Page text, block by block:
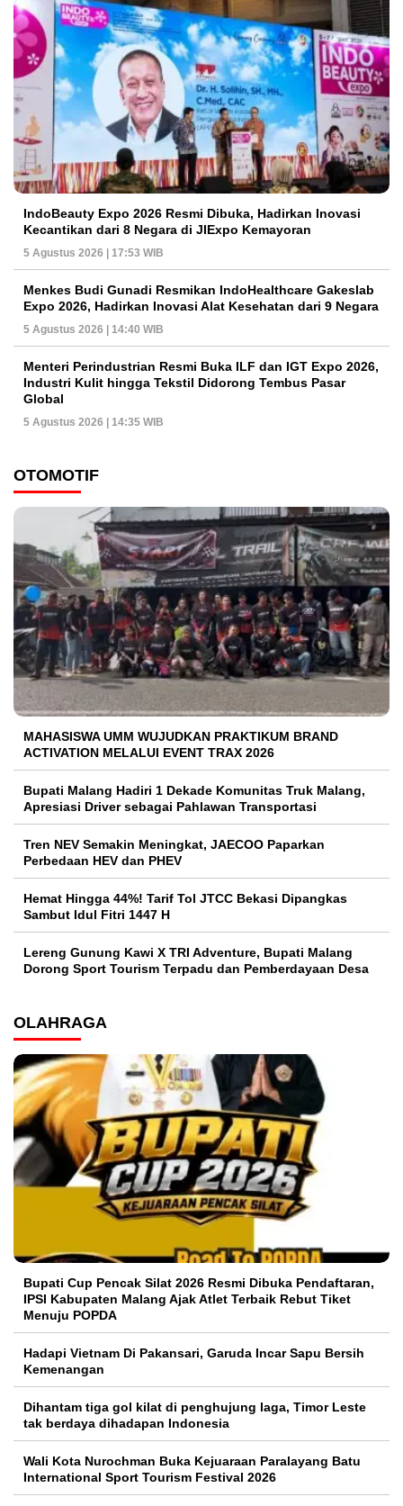
IndoBeauty Expo 2026 Resmi Dibuka, Hadirkan Inovasi
Kecantikan dari 8 Negara di JIExpo Kemayoran
5 Agustus 2026 | 17:53 WIB
Menkes Budi Gunadi Resmikan IndoHealthcare Gakeslab
Expo 2026, Hadirkan Inovasi Alat Kesehatan dari 9 Negara
5 Agustus 2026 | 14:40 WIB
Menteri Perindustrian Resmi Buka ILF dan IGT Expo 2026,
Industri Kulit hingga Tekstil Didorong Tembus Pasar
Global
5 Agustus 2026 | 14:35 WIB
OTOMOTIF
MAHASISWA UMM WUJUDKAN PRAKTIKUM BRAND
ACTIVATION MELALUI EVENT TRAX 2026
Bupati Malang Hadiri 1 Dekade Komunitas Truk Malang,
Apresiasi Driver sebagai Pahlawan Transportasi
Tren NEV Semakin Meningkat, JAECOO Paparkan
Perbedaan HEV dan PHEV
Hemat Hingga 44%! Tarif Tol JTCC Bekasi Dipangkas
Sambut Idul Fitri 1447 H
Lereng Gunung Kawi X TRI Adventure, Bupati Malang
Dorong Sport Tourism Terpadu dan Pemberdayaan Desa
OLAHRAGA
Bupati Cup Pencak Silat 2026 Resmi Dibuka Pendaftaran,
IPSI Kabupaten Malang Ajak Atlet Terbaik Rebut Tiket
Menuju POPDA
Hadapi Vietnam Di Pakansari, Garuda Incar Sapu Bersih
Kemenangan
Dihantam tiga gol kilat di penghujung laga, Timor Leste
tak berdaya dihadapan Indonesia
Wali Kota Nurochman Buka Kejuaraan Paralayang Batu
International Sport Tourism Festival 2026